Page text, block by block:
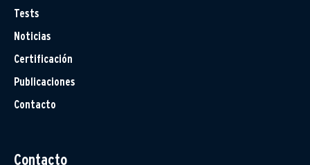
Tests
Noticias
Certificación
Publicaciones
Contacto
Contacto